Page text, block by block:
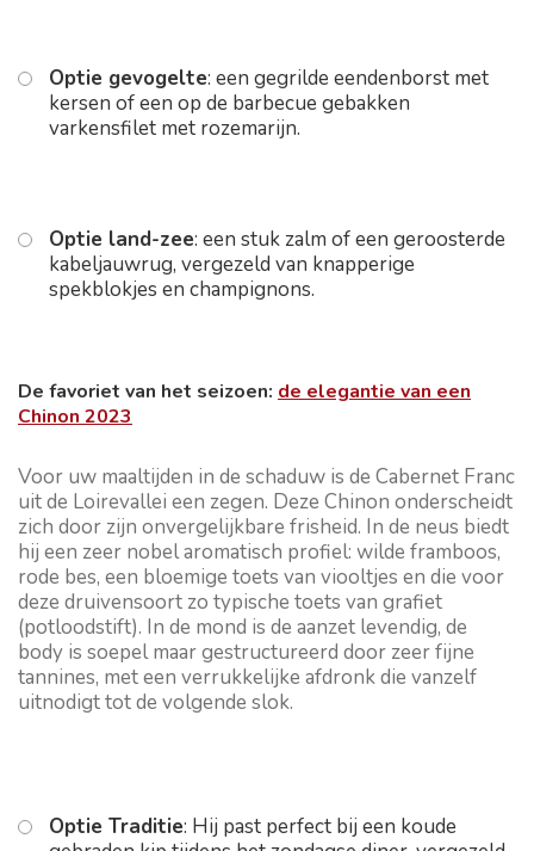
Optie gevogelte: een gegrilde eendenborst met
kersen of een op de barbecue gebakken
varkensfilet met rozemarijn.
Optie land-zee: een stuk zalm of een geroosterde
kabeljauwrug, vergezeld van knapperige
spekblokjes en champignons.
De favoriet van het seizoen: de elegantie van een
Chinon 2023
Voor uw maaltijden in de schaduw is de Cabernet Franc
uit de Loirevallei een zegen. Deze Chinon onderscheidt
zich door zijn onvergelijkbare frisheid. In de neus biedt
hij een zeer nobel aromatisch profiel: wilde framboos,
rode bes, een bloemige toets van viooltjes en die voor
deze druivensoort zo typische toets van grafiet
(potloodstift). In de mond is de aanzet levendig, de
body is soepel maar gestructureerd door zeer fijne
tannines, met een verrukkelijke afdronk die vanzelf
uitnodigt tot de volgende slok.
Optie Traditie: Hij past perfect bij een koude